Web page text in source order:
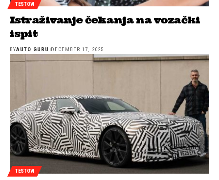
TESTOVI
Istraživanje čekanja na vozački
ispit
BYAUTO GURU DECEMBER 17, 2025
TESTOVI